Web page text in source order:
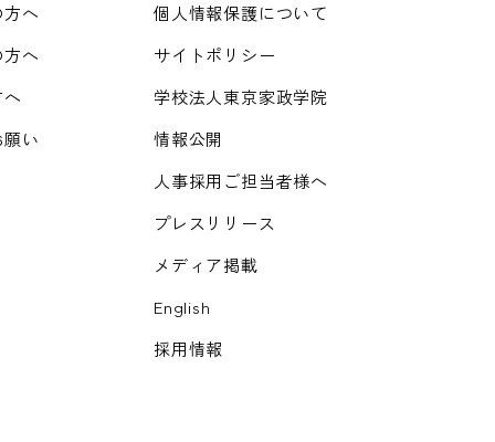
へ
へ
い
個人情報保護について
サイトポリシー
学校法人東京家政学院
情報公開
人事採用ご担当者様へ
プレスリリース
メディア掲載
English
採用情報